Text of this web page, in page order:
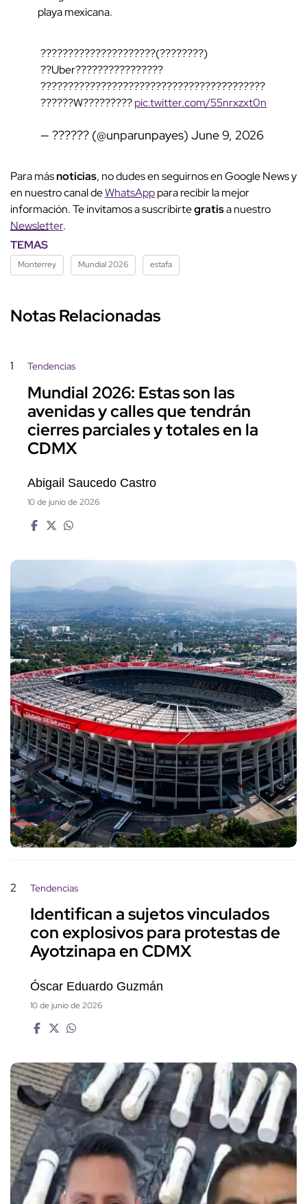
playa mexicana.
?????????????????????(????????)
??Uber????????????????
?????????????????????????????????????????
??????W?????????pic.twitter.com/55nrxzxt0n
— ?????? (@unparunpayes) June 9, 2026
Para másnoticias, no dudes en seguirnos en Google News y
en nuestro canal deWhatsApppara recibir la mejor
información. Te invitamos a suscribirtegratisa nuestro
Newsletter.
TEMAS
Monterrey Mundial 2026 estafa
Notas Relacionadas
1 Tendencias
Mundial 2026: Estas son las
avenidas y calles que tendrán
cierres parciales y totales en la
CDMX
Abigail Saucedo Castro
10 de junio de 2026
2 Tendencias
Identifican a sujetos vinculados
con explosivos para protestas de
Ayotzinapa en CDMX
Óscar Eduardo Guzmán
10 de junio de 2026